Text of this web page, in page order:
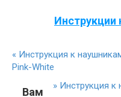
Инструкции
« Инструкция к
Pink-White
» Инструкция к
Вам